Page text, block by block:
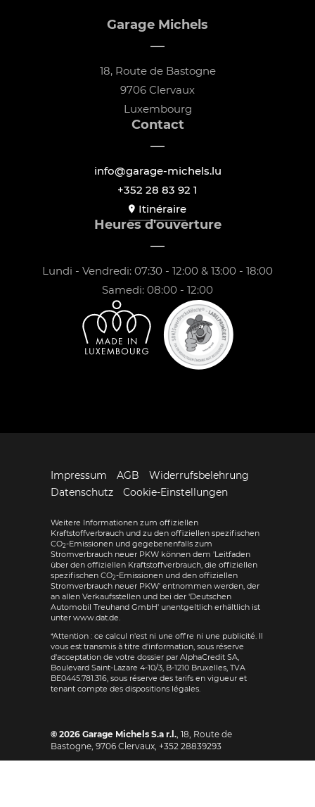
Garage Michels
18, Route de Bastogne
9706 Clervaux
Luxembourg
Contact
info@garage-michels.lu
+352 28 83 92 1
Itinéraire
Heures d'ouverture
Lundi - Vendredi: 07:30 - 12:00 & 13:00 - 18:00
Samedi: 08:00 - 12:00
Impressum AGB
Widerrufsbelehrung
Datenschutz
Cookie-Einstellungen
Weitere Informationen zum offiziellen
Kraftstoffverbrauch und zu den offiziellen spezifischen
CO2-Emissionen und gegebenenfalls zum
Stromverbrauch neuer PKW können dem 'Leitfaden
über den offiziellen Kraftstoffverbrauch, die offiziellen
spezifischen CO2-Emissionen und den offiziellen
Stromverbrauch neuer PKW' entnommen werden, der
an allen Verkaufsstellen und bei der 'Deutschen
Automobil Treuhand GmbH' unentgeltlich erhältlich ist
unter www.dat.de.
*Attention : ce calcul n'est ni une offre ni une publicité. Il
vous est transmis à titre d'information, sous réserve
d'acceptation de votre dossier par AlphaCredit SA,
Boulevard Saint-Lazare 4-10/3, B-1210 Bruxelles, TVA
BE0445.781.316, sous réserve des tarifs en vigueur et
tenant compte des dispositions légales.
© 2026 Garage Michels S.a r.l., 18, Route de
Bastogne, 9706 Clervaux, +352 28839293